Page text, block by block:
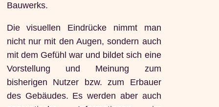
Bauwerks.
Die visuellen Eindrücke nimmt man
nicht nur mit den Augen, sondern auch
mit dem Gefühl war und bildet sich eine
Vorstellung und Meinung zum
bisherigen Nutzer bzw. zum Erbauer
des Gebäudes. Es werden aber auch